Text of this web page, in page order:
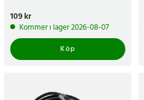
Pris:109 kr
109 kr
Kommer i lager 2026-08-07
Köp